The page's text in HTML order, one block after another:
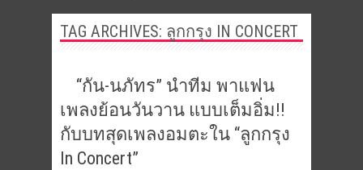
TAG ARCHIVES: ลูกกรุง IN CONCERT
“กัน-นภัทร” นำทีม พาแฟน
เพลงย้อนวันวาน แบบเต็มอิ่ม!!
กับบทสุดเพลงอมตะใน “ลูกกรุง
In Concert”